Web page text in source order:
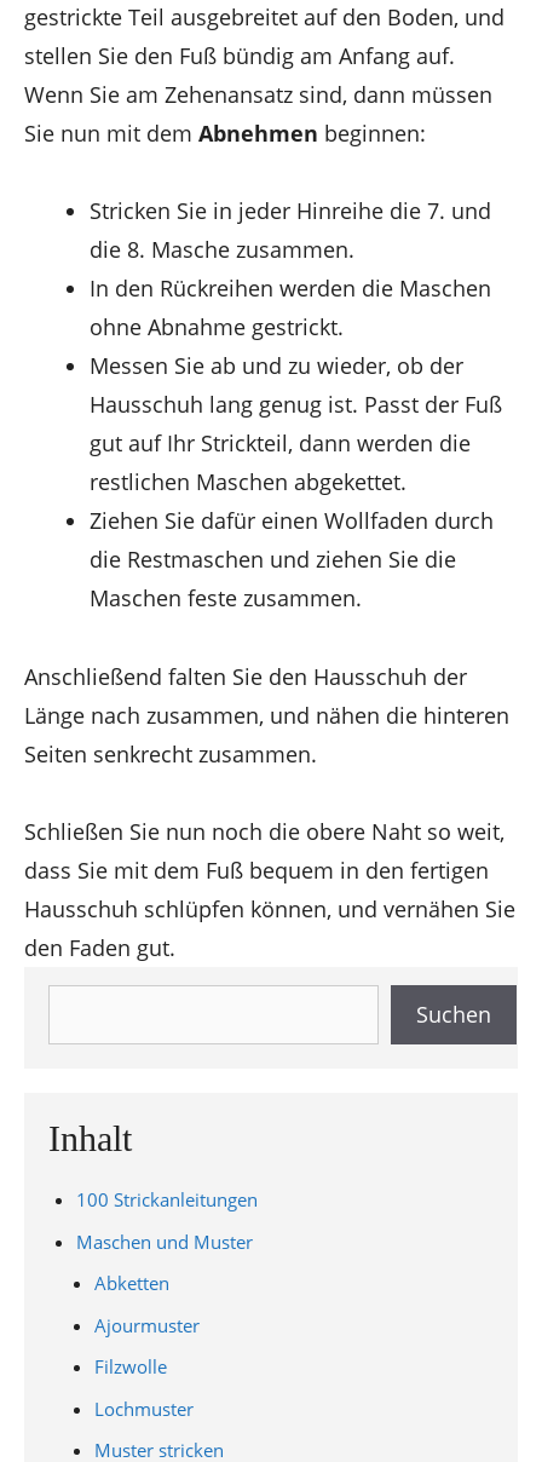
gestrickte Teil ausgebreitet auf den Boden, und
stellen Sie den Fuß bündig am Anfang auf.
Wenn Sie am Zehenansatz sind, dann müssen
Sie nun mit dem Abnehmen beginnen:
Stricken Sie in jeder Hinreihe die 7. und
die 8. Masche zusammen.
In den Rückreihen werden die Maschen
ohne Abnahme gestrickt.
Messen Sie ab und zu wieder, ob der
Hausschuh lang genug ist. Passt der Fuß
gut auf Ihr Strickteil, dann werden die
restlichen Maschen abgekettet.
Ziehen Sie dafür einen Wollfaden durch
die Restmaschen und ziehen Sie die
Maschen feste zusammen.
Anschließend falten Sie den Hausschuh der
Länge nach zusammen, und nähen die hinteren
Seiten senkrecht zusammen.
Schließen Sie nun noch die obere Naht so weit,
dass Sie mit dem Fuß bequem in den fertigen
Hausschuh schlüpfen können, und vernähen Sie
den Faden gut.
Suchen
Inhalt
100 Strickanleitungen
Maschen und Muster
Abketten
Ajourmuster
Filzwolle
Lochmuster
Muster stricken